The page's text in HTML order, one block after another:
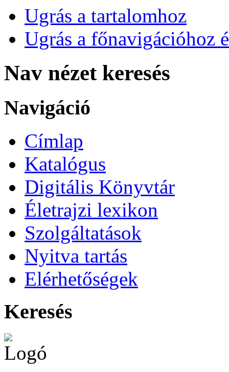
Ugrás a tartalomhoz
Ugrás a főnavigációhoz
Nav nézet keresés
Navigáció
Címlap
Katalógus
Digitális Könyvtár
Életrajzi lexikon
Szolgáltatások
Nyitva tartás
Elérhetőségek
Keresés